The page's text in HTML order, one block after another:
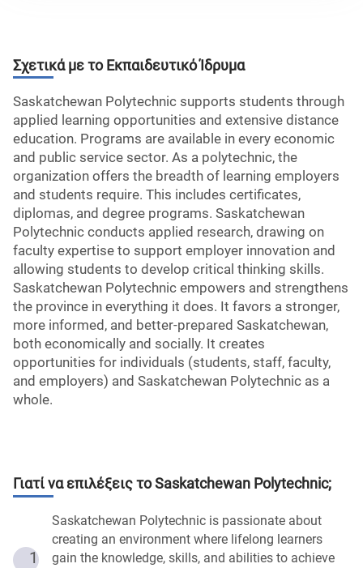
Σχετικά με το Εκπαιδευτικό Ίδρυμα
Saskatchewan Polytechnic supports students through
applied learning opportunities and extensive distance
education. Programs are available in every economic
and public service sector. As a polytechnic, the
organization offers the breadth of learning employers
and students require. This includes certificates,
diplomas, and degree programs. Saskatchewan
Polytechnic conducts applied research, drawing on
faculty expertise to support employer innovation and
allowing students to develop critical thinking skills.
Saskatchewan Polytechnic empowers and strengthens
the province in everything it does. It favors a stronger,
more informed, and better-prepared Saskatchewan,
both economically and socially. It creates
opportunities for individuals (students, staff, faculty,
and employers) and Saskatchewan Polytechnic as a
whole.
Γιατί να επιλέξεις τοSaskatchewan Polytechnic;
1
Saskatchewan Polytechnic is passionate about
creating an environment where lifelong learners
gain the knowledge, skills, and abilities to achieve